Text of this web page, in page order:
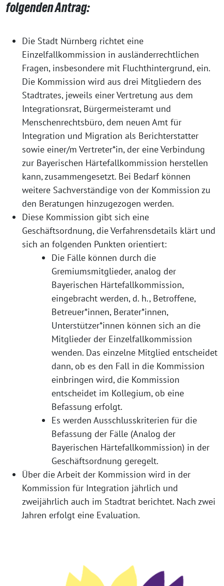
folgenden Antrag:
Die Stadt Nürnberg richtet eine
Einzelfallkommission in ausländerrechtlichen
Fragen, insbesondere mit Fluchthintergrund, ein.
Die Kommission wird aus drei Mitgliedern des
Stadtrates, jeweils einer Vertretung aus dem
Integrationsrat, Bürgermeisteramt und
Menschenrechtsbüro, dem neuen Amt für
Integration und Migration als Berichterstatter
sowie einer/m Vertreter*in, der eine Verbindung
zur Bayerischen Härtefallkommission herstellen
kann, zusammengesetzt. Bei Bedarf können
weitere Sachverständige von der Kommission zu
den Beratungen hinzugezogen werden.
Diese Kommission gibt sich eine
Geschäftsordnung, die Verfahrensdetails klärt und
sich an folgenden Punkten orientiert:
Die Fälle können durch die
Gremiumsmitglieder, analog der
Bayerischen Härtefallkommission,
eingebracht werden, d. h., Betroffene,
Betreuer*innen, Berater*innen,
Unterstützer*innen können sich an die
Mitglieder der Einzelfallkommission
wenden. Das einzelne Mitglied entscheidet
dann, ob es den Fall in die Kommission
einbringen wird, die Kommission
entscheidet im Kollegium, ob eine
Befassung erfolgt.
Es werden Ausschlusskriterien für die
Befassung der Fälle (Analog der
Bayerischen Härtefallkommission) in der
Geschäftsordnung geregelt.
Über die Arbeit der Kommission wird in der
Kommission für Integration jährlich und
zweijährlich auch im Stadtrat berichtet. Nach zwei
Jahren erfolgt eine Evaluation.